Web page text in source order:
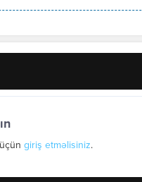
giriş etməlisiniz.